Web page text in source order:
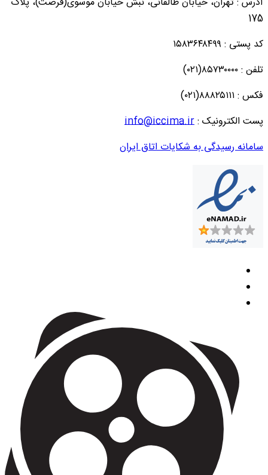
175
کد پستی : ۱۵۸۳۶۴۸۴۹۹
تلفن : ۸۵۷۳۰۰۰۰(۰۲۱)
فکس : ۸۸۸۲۵۱۱۱(۰۲۱)
پست الکترونیک :info@iccima.ir
سامانه رسیدگی به شکایات اتاق ایران